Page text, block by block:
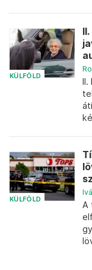
KÜLFÖLD
II.
KÜLFÖLD
A